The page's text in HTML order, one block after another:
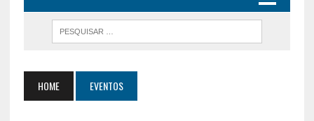
HOME EVENTOS